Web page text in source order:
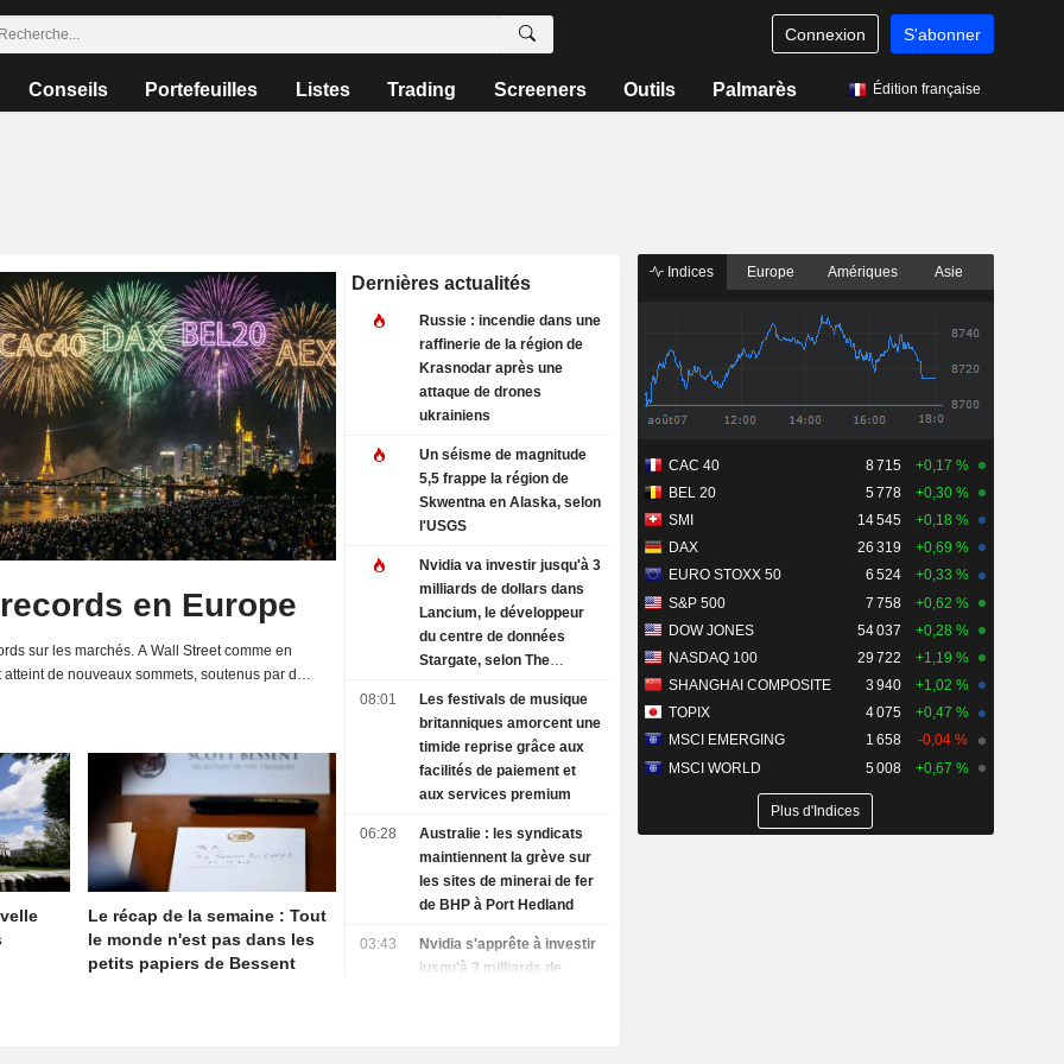
Connexion S'abonner
Conseils Portefeuilles Listes Trading Screeners Outils Palmarès Édition française
en Europe
sur les marchés. A Wall Street comme en
de nouveaux sommets, soutenus par de
Le récap de la semaine : Tout
le monde n'est pas dans les
petits papiers de Bessent
Dernières actualités
Russie : incendie dans une
raffinerie de la région de
Krasnodar après une
attaque de drones
ukrainiens
Un séisme de magnitude
5,5 frappe la région de
Skwentna en Alaska, selon
l'USGS
Nvidia va investir jusqu'à 3
milliards de dollars dans
Lancium, le développeur
du centre de données
Stargate, selon The
08:01
Les festivals de musique
britanniques amorcent une
timide reprise grâce aux
facilités de paiement et
aux services premium
06:28
Australie : les syndicats
maintiennent la grève sur
les sites de minerai de fer
de BHP à Port Hedland
03:43
Nvidia s'apprête à investir
jusqu'à 3 milliards de
Indices Europe Amériques Asie
CAC 40 8 715
+0,17 %
BEL 20
5 778
+0,30 %
SMI
14 545
+0,18 %
DAX
26 319
+0,69 %
EURO STOXX 50
6 524
+0,33 %
S&P 500
7 758
+0,62 %
DOW JONES
54 037
+0,28 %
NASDAQ 100
29 722
+1,19 %
SHANGHAI COMPOSITE
3 940
+1,02 %
TOPIX
4 075
+0,47 %
MSCI EMERGING
1 658
-0,04 %
MSCI WORLD
5 008 +0,67 %
Plus d'Indices